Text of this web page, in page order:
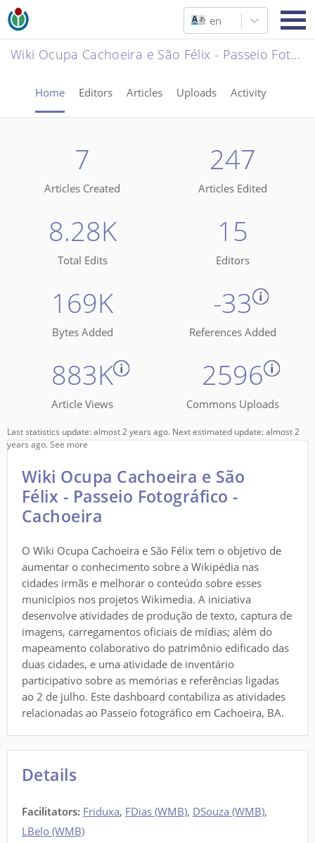
en
Wiki Ocupa Cachoeira e São Félix - Passeio Fotográfico - Cachoeira
Home Editors Articles Uploads Activity
7
Articles Created
247
Articles Edited
8.28K
Total Edits
15
Editors
169K
Bytes Added
-33
References Added
883K
Article Views
2596
Commons Uploads
Last statistics update: almost 2 years ago. Next estimated update: almost 2
years ago.See more
Wiki Ocupa Cachoeira e São
Félix - Passeio Fotográfico -
Cachoeira
O Wiki Ocupa Cachoeira e São Félix tem o objetivo de
aumentar o conhecimento sobre a Wikipédia nas
cidades irmãs e melhorar o conteúdo sobre esses
municípios nos projetos Wikimedia. A iniciativa
desenvolve atividades de produção de texto, captura de
imagens, carregamentos oficiais de mídias; além do
mapeamento colaborativo do patrimônio edificado das
duas cidades, e uma atividade de inventário
participativo sobre as memórias e referências ligadas
ao 2 de julho. Este dashboard contabiliza as atividades
relacionadas ao Passeio fotográfico em Cachoeira, BA.
Details
Facilitators: Friduxa, FDias (WMB), DSouza (WMB),
LBelo (WMB)